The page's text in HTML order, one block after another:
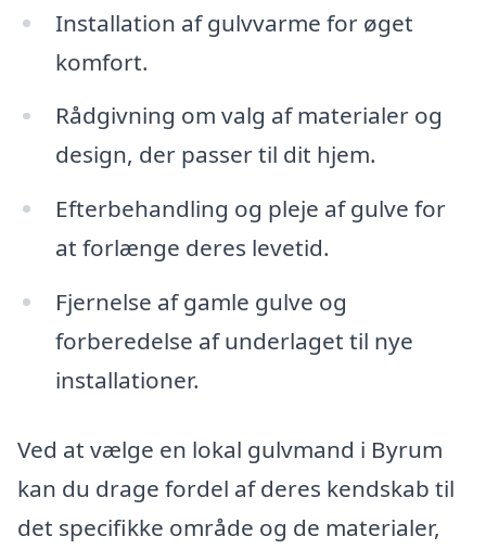
Installation af gulvvarme for øget
komfort.
Rådgivning om valg af materialer og
design, der passer til dit hjem.
Efterbehandling og pleje af gulve for
at forlænge deres levetid.
Fjernelse af gamle gulve og
forberedelse af underlaget til nye
installationer.
Ved at vælge en lokal gulvmand i Byrum
kan du drage fordel af deres kendskab til
det specifikke område og de materialer,